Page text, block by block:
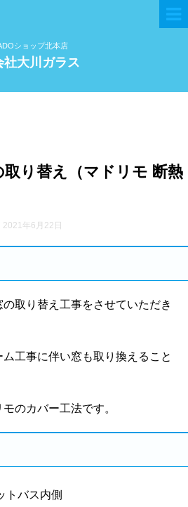
ショップ北本店
社大川ガラス
り替え（マドリモ 断熱
2021年6月22日
取り替え工事をさせていただき
工事に伴い窓も取り換えること
のカバー工法です。
ス内側